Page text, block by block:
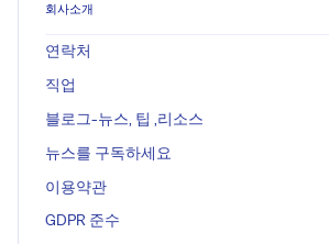
회사소개
연락처
직업
블로그-뉴스, 팁 ,리소스
뉴스를 구독하세요
이용약관
GDPR 준수